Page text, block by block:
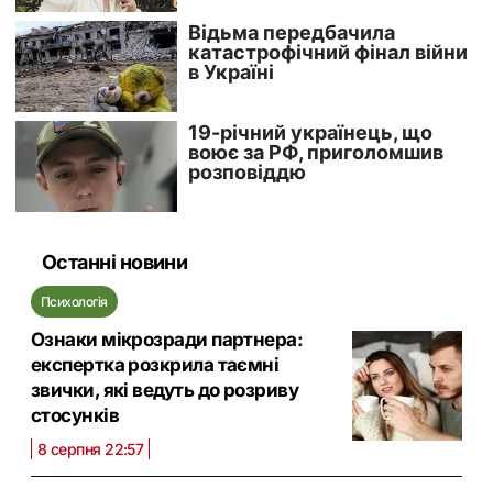
Останні новини
Психологія
Ознаки мікрозради партнера:
експертка розкрила таємні
звички, які ведуть до розриву
стосунків
8 серпня 22:57